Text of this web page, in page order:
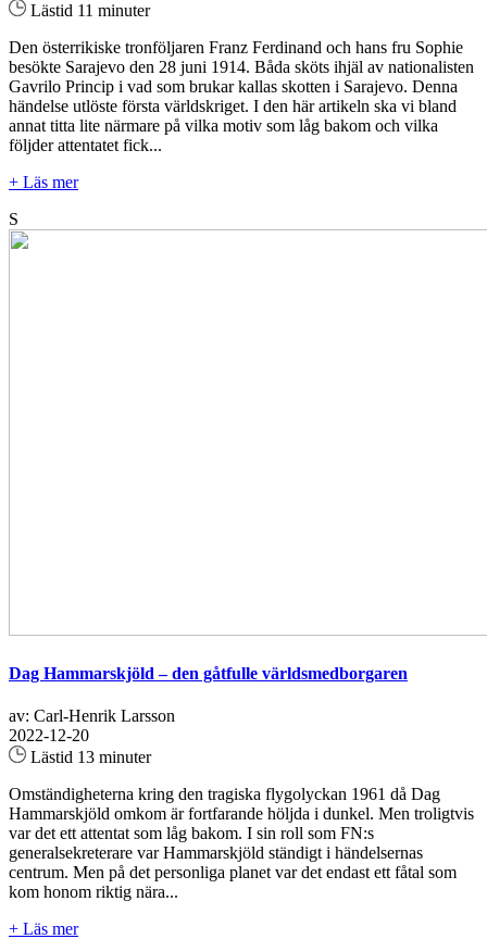
Lästid 11 minuter
Den österrikiske tronföljaren Franz Ferdinand och hans fru Sophie
besökte Sarajevo den 28 juni 1914. Båda sköts ihjäl av nationalisten
Gavrilo Princip i vad som brukar kallas skotten i Sarajevo. Denna
händelse utlöste första världskriget. I den här artikeln ska vi bland
annat titta lite närmare på vilka motiv som låg bakom och vilka
följder attentatet fick...
+ Läs mer
S
Dag Hammarskjöld – den gåtfulle världsmedborgaren
av: Carl-Henrik Larsson
2022-12-20
Lästid 13 minuter
Omständigheterna kring den tragiska flygolyckan 1961 då Dag
Hammarskjöld omkom är fortfarande höljda i dunkel. Men troligtvis
var det ett attentat som låg bakom. I sin roll som FN:s
generalsekreterare var Hammarskjöld ständigt i händelsernas
centrum. Men på det personliga planet var det endast ett fåtal som
kom honom riktig nära...
+ Läs mer